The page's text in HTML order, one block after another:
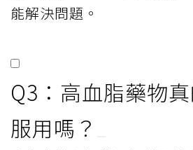
能解決問題。
Q3：高血脂藥物
服用嗎？